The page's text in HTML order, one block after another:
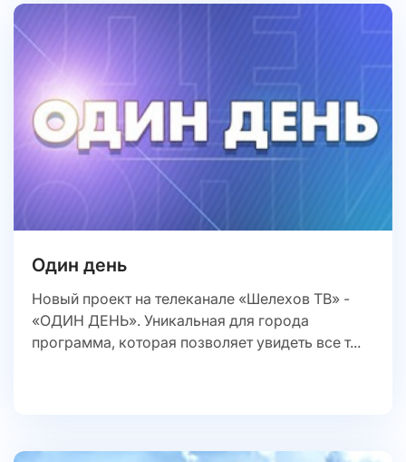
Один день
Новый проект на телеканале «Шелехов ТВ» -
«ОДИН ДЕНЬ». Уникальная для города
программа, которая позволяет увидеть все т...